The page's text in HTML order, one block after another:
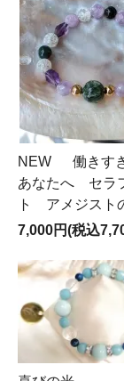
NEW 働きす
あなたへ セラ
ト アメジスト
7,000円(税込